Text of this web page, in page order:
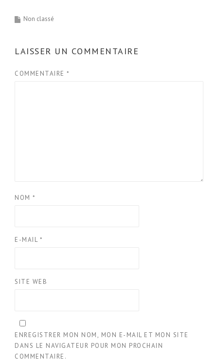
Non classé
LAISSER UN COMMENTAIRE
COMMENTAIRE *
NOM *
E-MAIL *
SITE WEB
ENREGISTRER MON NOM, MON E-MAIL ET MON SITE
DANS LE NAVIGATEUR POUR MON PROCHAIN
COMMENTAIRE.